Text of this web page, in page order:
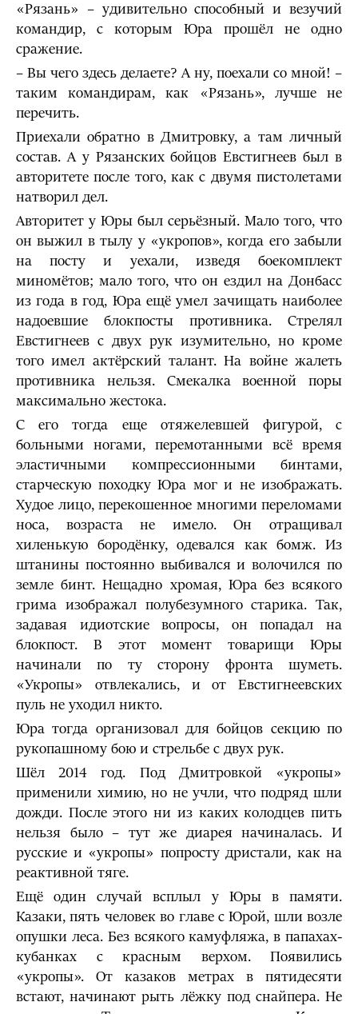
«Рязань» – удивительно способный и везучий
командир, с которым Юра прошёл не одно
сражение.
– Вы чего здесь делаете? А ну, поехали со мной! –
таким командирам, как «Рязань», лучше не
перечить.
Приехали обратно в Дмитровку, а там личный
состав. А у Рязанских бойцов Евстигнеев был в
авторитете после того, как с двумя пистолетами
натворил дел.
Авторитет у Юры был серьёзный. Мало того, что
он выжил в тылу у «укропов», когда его забыли
на посту и уехали, изведя боекомплект
миномётов; мало того, что он ездил на Донбасс
из года в год, Юра ещё умел зачищать наиболее
надоевшие блокпосты противника. Стрелял
Евстигнеев с двух рук изумительно, но кроме
того имел актёрский талант. На войне жалеть
противника нельзя. Смекалка военной поры
максимально жестока.
С его тогда еще отяжелевшей фигурой, с
больными ногами, перемотанными всё время
эластичными компрессионными бинтами,
старческую походку Юра мог и не изображать.
Худое лицо, перекошенное многими переломами
носа, возраста не имело. Он отращивал
хиленькую бородёнку, одевался как бомж. Из
штанины постоянно выбивался и волочился по
земле бинт. Нещадно хромая, Юра без всякого
грима изображал полубезумного старика. Так,
задавая идиотские вопросы, он попадал на
блокпост. В этот момент товарищи Юры
начинали по ту сторону фронта шуметь.
«Укропы» отвлекались, и от Евстигнеевских
пуль не уходил никто.
Юра тогда организовал для бойцов секцию по
рукопашному бою и стрельбе с двух рук.
Шёл 2014 год. Под Дмитровкой «укропы»
применили химию, но не учли, что подряд шли
дожди. После этого ни из каких колодцев пить
нельзя было – тут же диарея начиналась. И
русские и «укропы» попросту дристали, как на
реактивной тяге.
Ещё один случай всплыл у Юры в памяти.
Казаки, пять человек во главе с Юрой, шли возле
опушки леса. Без всякого камуфляжа, в папахах-
кубанках с красным верхом. Появились
«укропы». От казаков метрах в пятидесяти
встают, начинают рыть лёжку под снайпера. Не